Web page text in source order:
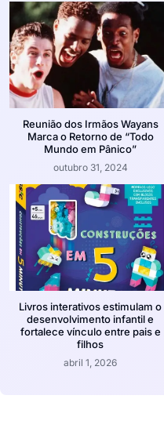
Reunião dos Irmãos Wayans
Marca o Retorno de “Todo
Mundo em Pânico”
outubro 31, 2024
Livros interativos estimulam o
desenvolvimento infantil e
fortalece vínculo entre pais e
filhos
abril 1, 2026